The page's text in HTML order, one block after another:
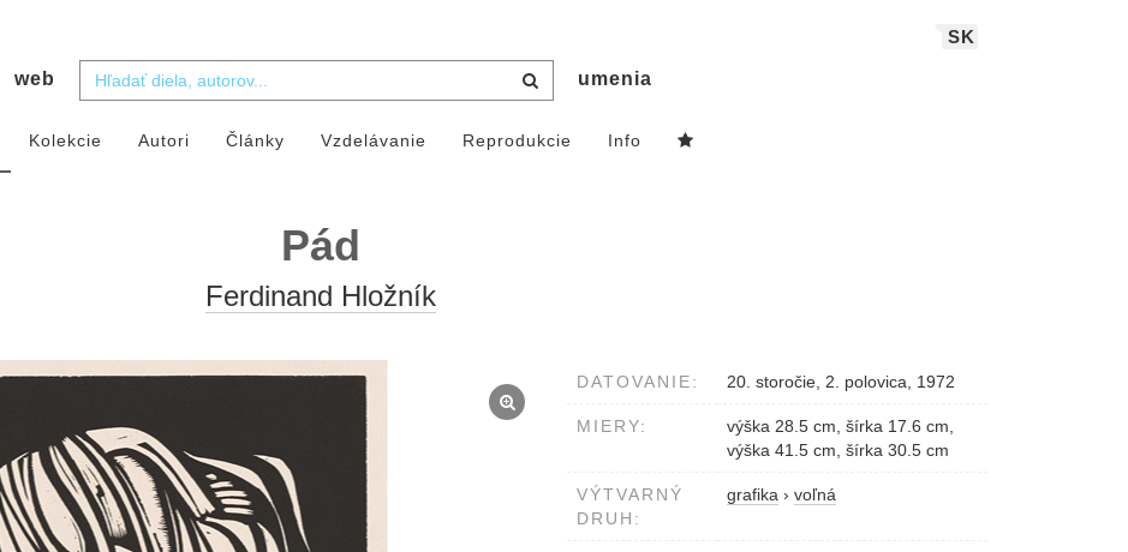
SK
web umenia
Kolekcie Autori Články Vzdelávanie Reprodukcie Info
Pád
Ferdinand Hložník
DATOVANIE: 20. storočie, 2. polovica, 1972
MIERY:
výška 28.5 cm, šírka 17.6 cm,
výška 41.5 cm, šírka 30.5 cm
VÝTVARNÝ
DRUH:
grafika › voľná